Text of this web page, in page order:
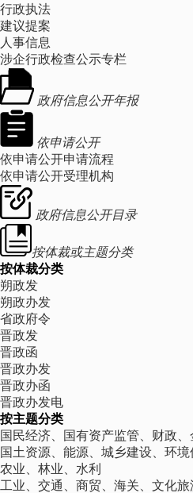
行政执法
建议提案
人事信息
涉企行政检查公示专栏
政府信息公开年报
依申请公开
依申请公开申请流程
依申请公开受理机构
政府信息公开目录
按体裁或主题分类
按体裁分类
朔政发
朔政办发
省政府令
晋政发
晋政函
晋政办发
晋政办函
晋政办发电
按主题分类
国民经济、国有资产监管、财政
国土资源、能源、城乡建设、环境
农业、林业、水利
工业、交通、商贸、海关、文化旅